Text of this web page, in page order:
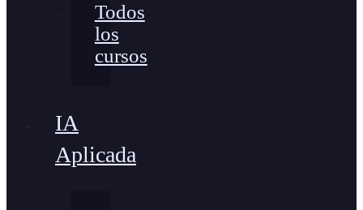
Todos
los
cursos
IA
Aplicada